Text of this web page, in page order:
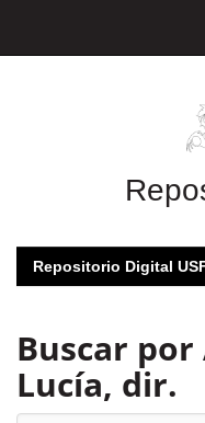
Repositorio Digital
Buscar
Lucía, dir.